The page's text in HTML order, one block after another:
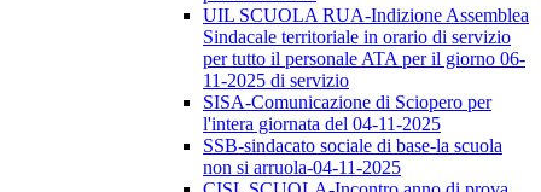
UIL SCUOLA RUA-Indizione Assemblea
Sindacale territoriale in orario di servizio
per tutto il personale ATA per il giorno 06-
11-2025 di servizio
SISA-Comunicazione di Sciopero per
l'intera giornata del 04-11-2025
SSB-sindacato sociale di base-la scuola
non si arruola-04-11-2025